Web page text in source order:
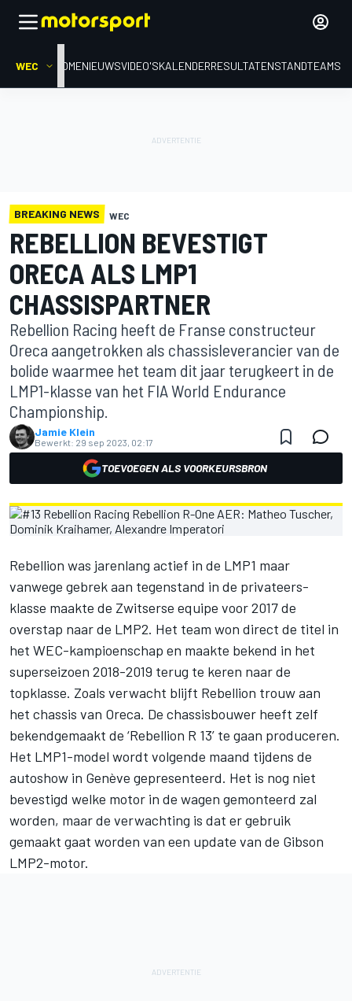
WEC HOMENIEUWSVIDEO'SKALENDERRESULTATENSTANDTEAMS
BREAKING NEWS WEC
REBELLION BEVESTIGT
ORECA ALS LMP1
CHASSISPARTNER
Rebellion Racing heeft de Franse constructeur
Oreca aangetrokken als chassisleverancier van de
bolide waarmee het team dit jaar terugkeert in de
LMP1-klasse van het FIA World Endurance
Championship.
Jamie Klein
Bewerkt: 29 sep 2023, 02:17
TOEVOEGEN ALS VOORKEURSBRON
Rebellion was jarenlang actief in de LMP1 maar
vanwege gebrek aan tegenstand in de privateers-
klasse maakte de Zwitserse equipe voor 2017 de
overstap naar de LMP2. Het team won direct de titel in
het WEC-kampioenschap en maakte bekend in het
superseizoen 2018-2019 terug te keren naar de
topklasse. Zoals verwacht blijft Rebellion trouw aan
het chassis van Oreca. De chassisbouwer heeft zelf
bekendgemaakt de ‘Rebellion R 13’ te gaan produceren.
Het LMP1-model wordt volgende maand tijdens de
autoshow in Genève gepresenteerd. Het is nog niet
bevestigd welke motor in de wagen gemonteerd zal
worden, maar de verwachting is dat er gebruik
gemaakt gaat worden van een update van de Gibson
LMP2-motor.